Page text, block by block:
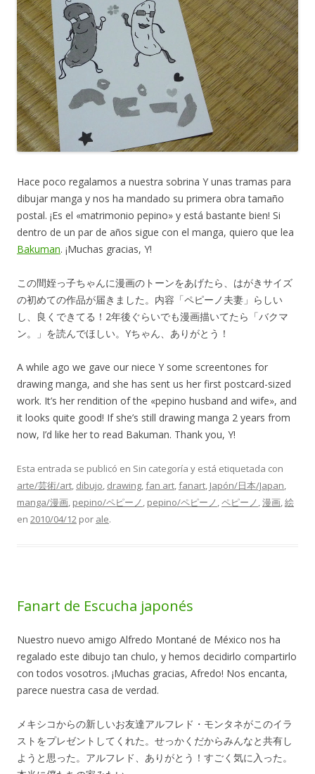
Hace poco regalamos a nuestra sobrina Y unas tramas para
dibujar manga y nos ha mandado su primera obra tamaño
postal. ¡Es el «matrimonio pepino» y está bastante bien! Si
dentro de un par de años sigue con el manga, quiero que lea
Bakuman. ¡Muchas gracias, Y!
この間姪っ子ちゃんに漫画のトーンをあげたら、はがきサイズ
の初めての作品が届きました。内容「ペピーノ夫妻」らしい
し、良くできてる！2年後ぐらいでも漫画描いてたら「バクマ
ン。」を読んでほしい。Yちゃん、ありがとう！
A while ago we gave our niece Y some screentones for
drawing manga, and she has sent us her first postcard-sized
work. It’s her rendition of the «pepino husband and wife», and
it looks quite good! If she’s still drawing manga 2 years from
now, I’d like her to read Bakuman. Thank you, Y!
Esta entrada se publicó en Sin categoría y está etiquetada con
arte/芸術/art, dibujo, drawing,fan art,fanart, Japón/日本/Japan,
manga/漫画, pepino/ペピーノ, pepino/ペピーノ,ペピーノ,漫画,絵
en 2010/04/12 por ale.
Fanart de Escucha japonés
Nuestro nuevo amigo Alfredo Montané de México nos ha
regalado este dibujo tan chulo, y hemos decidirlo compartirlo
con todos vosotros. ¡Muchas gracias, Afredo! Nos encanta,
parece nuestra casa de verdad.
メキシコからの新しいお友達アルフレド・モンタネがこのイラ
ストをプレゼントしてくれた。せっかくだからみんなと共有し
ようと思った。アルフレド、ありがとう！すごく気に入った。